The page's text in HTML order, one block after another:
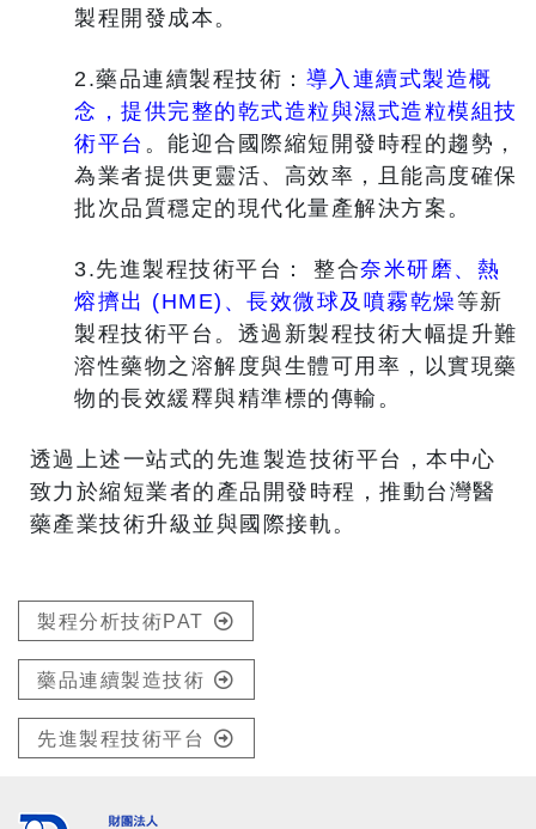
製程開發成本。
2.藥品連續製程技術： 導入連續式製造概
念，提供完整的乾式造粒與濕式造粒模組技
術平台 。能迎合國際縮短開發時程的趨勢，
為業者提供更靈活、高效率，且能高度確保
批次品質穩定的現代化量產解決方案。
3.先進製程技術平台： 整合奈米研磨、熱
熔擠出 (HME)、長效微球及噴霧乾燥等新
製程技術平台。透過新製程技術大幅提升難
溶性藥物之溶解度與生體可用率，以實現藥
物的長效緩釋與精準標的傳輸。
透過上述一站式的先進製造技術平台，本中心
致力於縮短業者的產品開發時程，推動台灣醫
藥產業技術升級並與國際接軌。
製程分析技術PAT
藥品連續製造技術
先進製程技術平台